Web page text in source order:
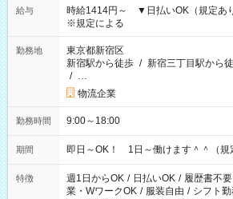
給与
時給1414円～ ▼日払いOK（規定
※規定による
勤務地
東京都新宿区
新宿駅から徒歩 / 新宿三丁目駅から
/ …
物流企業
勤務時間 9:00～18:00
期間 即日～OK！ 1日～働けます＾＾（規
特徴 週1日からOK / 日払いOK / 履歴書不要
業・WワークOK / 服装自由 / シフト勤